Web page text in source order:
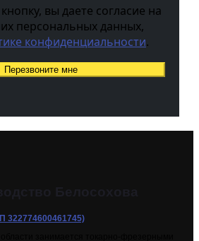
вы даете согласие на
персональных данных,
конфиденциальности.
322774600461745)